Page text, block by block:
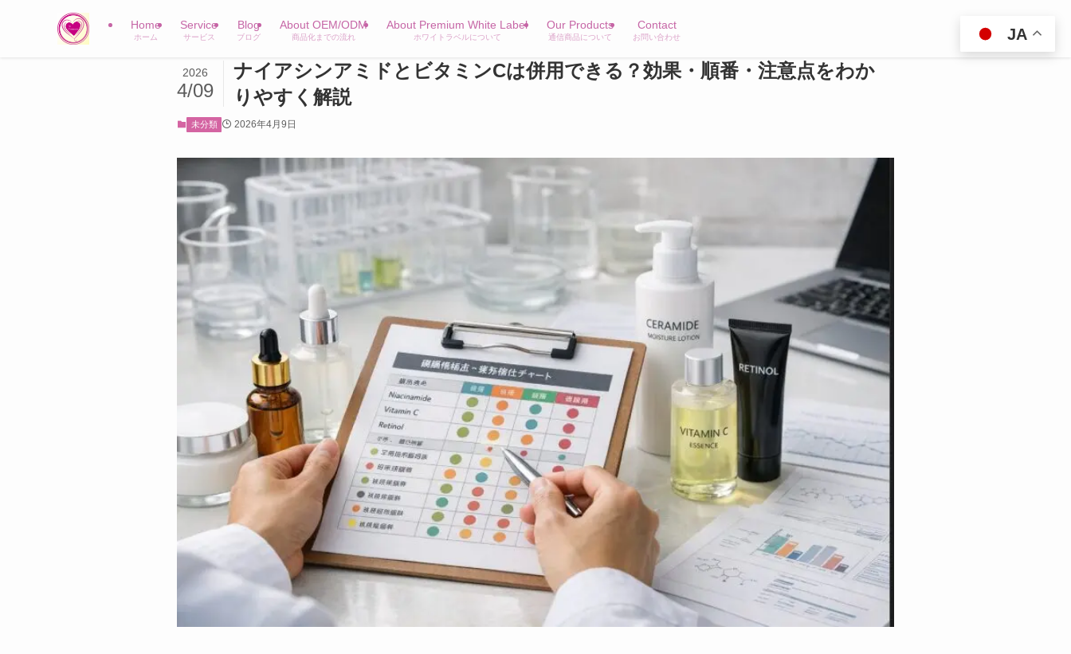
Home
ホーム
Service
サービス
Blog
ブログ
About OEM/ODM
商品化までの流れ
About Premium White Label
ホワイトラベルについて
Our Products
通信商品について
Contact
お問い合わせ
ナイアシンアミドとビタミンCは併用できる？効果・順番・注意点をわか
りやすく解説
2026
4/09
未分類 2026年4月9日
JA